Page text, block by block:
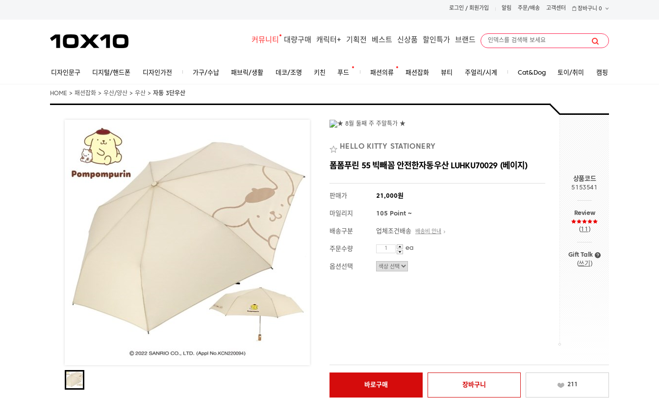
로그인 / 회원가입 알림 주문/배송 고객센터 장바구니 0
커뮤니티 대량구매 캐릭터+ 기획전 베스트 신상품 할인특가 브랜드
디자인문구 디지털/핸드폰 디자인가전 가구/수납 패브릭/생활 데코/조명 키친 푸드 패션의류 패션잡화 뷰티 주얼리/시계 Cat&Dog 토이/취미 캠핑
HOME > 패션잡화 > 우산/양산 > 우산 > 자동 3단우산
HELLO KITTY STATIONERY
폼폼푸린 55 빅빼꼼 안전한자동우산 LUHKU70029 (베이지)
판매가 21,000원
마일리지 105 Point ~
배송구분 업체조건배송 배송비 안내
주문수량 ea
옵션선택
상품코드
5153541
Review
(11 )
Gift Talk
(쓰기 )
바로구매 장바구니 211